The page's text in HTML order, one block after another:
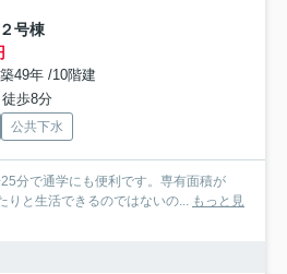
号棟
49年 /10階建
歩8分
公共下水
分で通学にも便利です。専有面積が
りと生活できるのではないの... もっと見